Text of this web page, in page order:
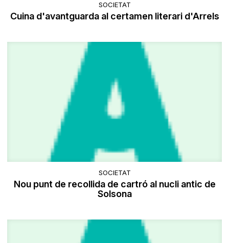
SOCIETAT
Cuina d'avantguarda al certamen literari d'Arrels
SOCIETAT
Nou punt de recollida de cartró al nucli antic de
Solsona